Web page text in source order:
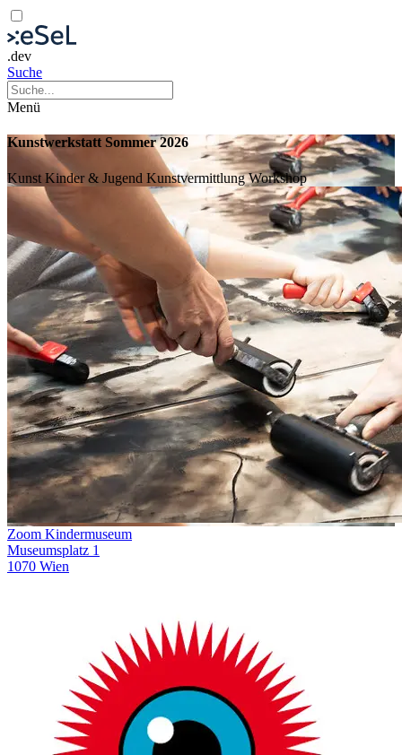
.dev
Suche
Menü
Kunstwerkstatt Sommer 2026
Kunst Kinder & Jugend KunstvermittlungWorkshop
Zoom Kindermuseum
Museumsplatz 1
1070 Wien